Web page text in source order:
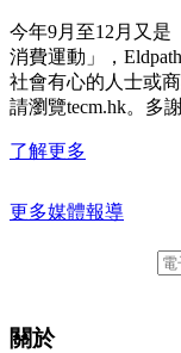
今年9月至12月又是
消費運動」，
社會有心的人士或
請瀏覽tecm.hk。多
了解更多
更多媒體報導
關於